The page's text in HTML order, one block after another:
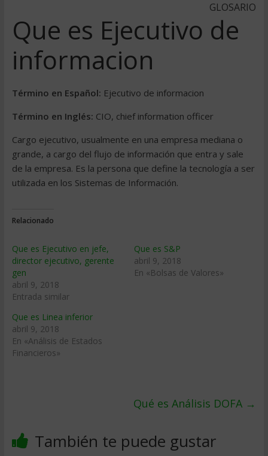
GLOSARIO
Que es Ejecutivo de
informacion
Término en Español: Ejecutivo de informacion
Término en Inglés: CIO, chief information officer
Cargo ejecutivo, usualmente en una empresa mediana o
grande, a cargo del flujo de información que entra y sale
de la empresa. Es la persona que define la tecnología a ser
utilizada en los Sistemas de Información.
Relacionado
Que es Ejecutivo en jefe,
director ejecutivo, gerente
gen
abril 9, 2018
Entrada similar
Que es S&P
abril 9, 2018
En «Bolsas de Valores»
Que es Linea inferior
abril 9, 2018
En «Análisis de Estados
Financieros»
Qué es Análisis DOFA →
También te puede gustar